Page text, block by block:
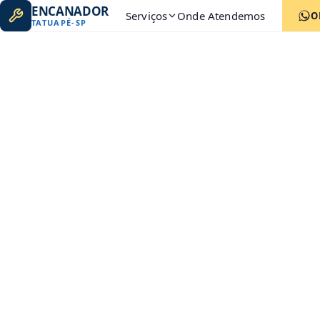
ENCANADOR
TATUAPÉ-SP Serviços Onde Atendemos